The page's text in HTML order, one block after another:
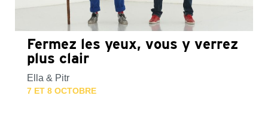
Fermez les yeux, vous y verrez
plus clair
Ella & Pitr
7 ET 8 OCTOBRE